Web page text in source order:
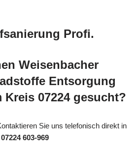
Profi.
Weisenbacher
Entsorgung
Kreis 07224 gesucht?
Sie uns telefonisch direkt in
603-969